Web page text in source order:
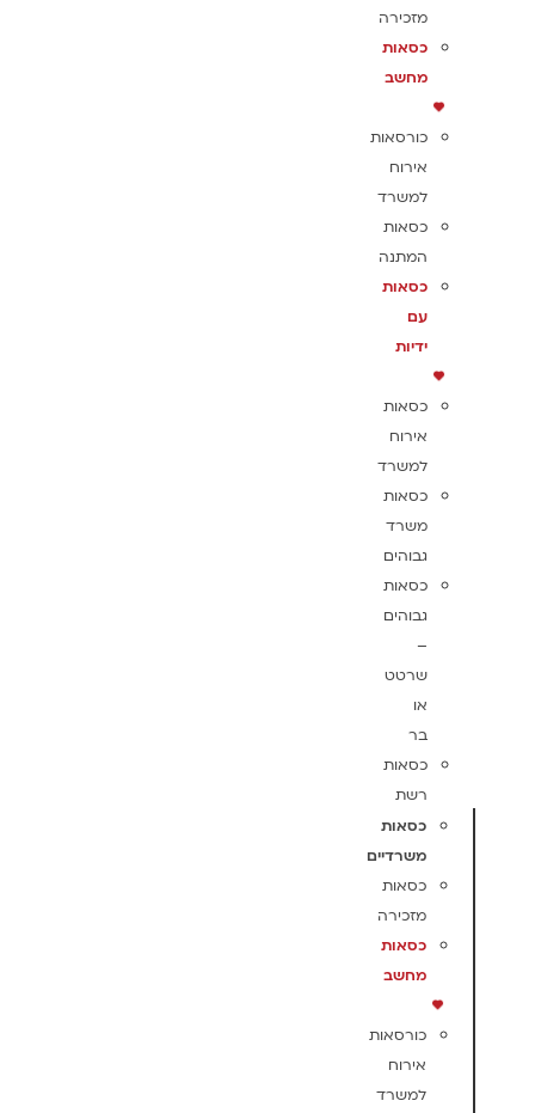
מזכירה
כסאות
מחשב
כורסאות
אירוח
למשרד
כסאות
המתנה
כסאות
עם
ידיות
כסאות
אירוח
למשרד
כסאות
משרד
גבוהים
כסאות
גבוהים
–
שרטט
או
בר
כסאות
רשת
כסאות
משרדיים
כסאות
מזכירה
כסאות
מחשב
כורסאות
אירוח
למשרד